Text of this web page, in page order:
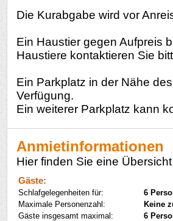
Die Kurabgabe wird vor
Ein Haustier gegen Aufpreis
Haustiere kontaktieren Sie
Ein Parkplatz in der Nähe
Verfügung.
Ein weiterer Parkplatz kann
Anmietinformationen
Hier finden Sie eine
Gäste:
Schlafgelegenheiten für:
6
Maximale Personenzahl:
Keine
Gäste insgesamt maximal:
6